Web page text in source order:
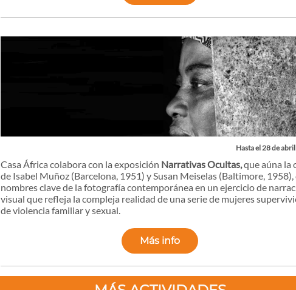
Hasta el 28 de
Casa África colabora con la exposición Narrativas Ocultas,que aúna la
de Isabel Muñoz (Barcelona, 1951) y Susan Meiselas (Baltimore, 1958),
nombres clave de la fotografía contemporánea en un ejercicio de
visual que refleja la compleja realidad de una serie de mujeres
de violencia familiar y sexual.
Más info